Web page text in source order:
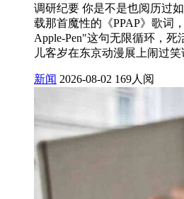
调研纪要 你是不是也阅历过
载那首魔性的《PPAP》歌词
Apple-Pen"这句无限循环，
儿客岁在东京动漫展上闹过
新闻 2026-08-02 169人阅